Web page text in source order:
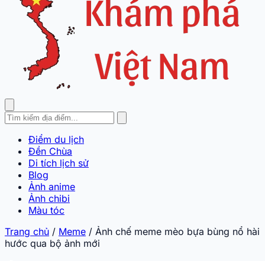
Điểm du lịch
Đền Chùa
Di tích lịch sử
Blog
Ảnh anime
Ảnh chibi
Màu tóc
Trang chủ / Meme / Ảnh chế meme mèo bựa bùng nổ hài
hước qua bộ ảnh mới